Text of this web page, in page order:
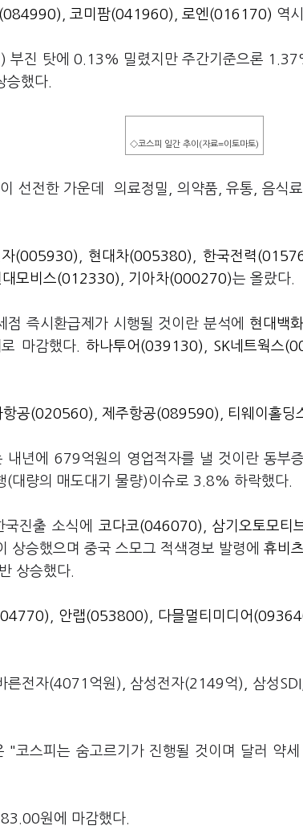
코미팜(041960) 로엔(016170) 역
부진 탓에 0.13% 밀렸지만 주간기준으론
했다.
◇코스피 일간 추이(자료=이토마토)
선전한 가운데 의료정밀, 의약품, 유통, 음식
자(005930) 현대차(005380) ,한국전력
대모비스(012330) 기아차(000270)는 올랐다.
점 즉시환급제가 시행될 것이란 분석에 현대백
마감했다. 하나투어(039130) SK네트웍스
항공(020560) 제주항공(089590) 티웨이홀
내년에 679억원의 영업적자를 낼 것이란 동부
(대량의 매도대기 물량)이슈로 3.8% 하락했다.
국진출 소식에 코다코(046070) 삼기오토모티
상승했으며 중국 스모그 적색경보 발령에 휴비
상승했다.
안랩(053800) 다믈멀티미디어
른전자(4071억원), 삼성전자(2149억), 삼성
"코스피는 숨고르기가 진행될 것이며 달러 약
원에 마감했다.